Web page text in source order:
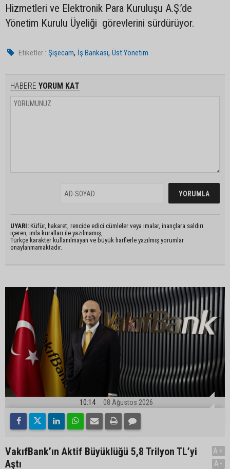
Hizmetleri ve Elektronik Para Kuruluşu A.Ş.’de
Yönetim Kurulu Üyeliği görevlerini sürdürüyor.
Etiketler : Şişecam, İş Bankası,Üst Yönetim
HABERE YORUM KAT
UYARI: Küfür, hakaret, rencide edici cümleler veya imalar, inançlara saldırı
içeren, imla kuralları ile yazılmamış,
Türkçe karakter kullanılmayan ve büyük harflerle yazılmış yorumlar
onaylanmamaktadır.
10:14 08 Ağustos 2026
VakıfBank’ın Aktif Büyüklüğü 5,8 Trilyon TL’yi
Aştı
A+
A-